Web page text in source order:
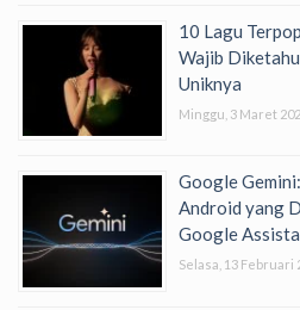
10 Lagu
Wajib
Uniknya
Minggu, 3 Maret
Google
Android yang
Google
Selasa, 13 Februari